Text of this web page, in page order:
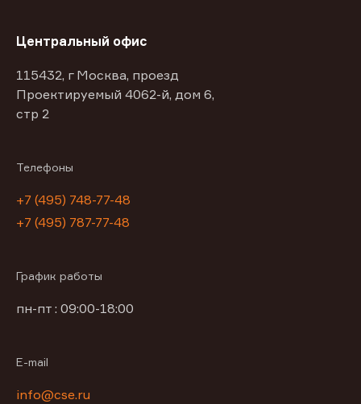
Центральный офис
115432, г Москва, проезд
Проектируемый 4062-й, дом 6,
стр 2
Телефоны
+7 (495) 748-77-48
+7 (495) 787-77-48
График работы
пн-пт : 09:00-18:00
E-mail
info@cse.ru